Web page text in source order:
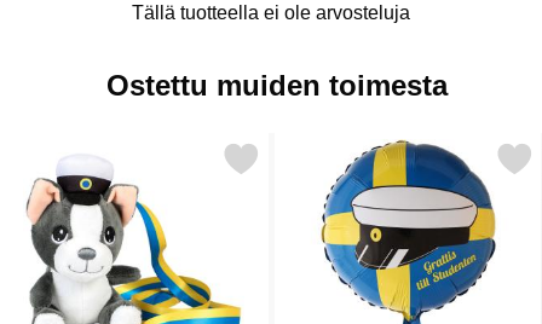
Tällä tuotteella ei ole arvosteluja
Ostettu muiden toimesta
Koira Valkoinen/Tummanharmaa 15 cm
Merkitse ylioppilasilmapallo